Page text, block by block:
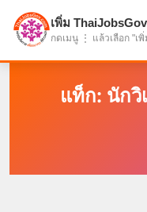
แบ่งปันโอกาส เพื่
แท็ก: นักวิ
เพิ่ม
กดเมนู ⋮ แล้วเลือก "เ